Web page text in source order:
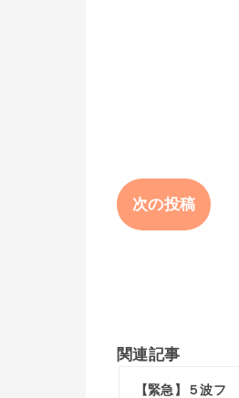
次の投稿
関連記事
【緊急】５波フ